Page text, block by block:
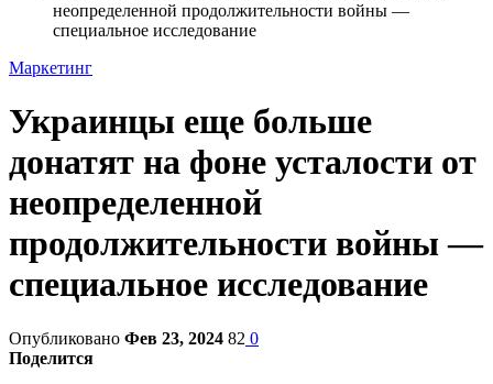
неопределенной продолжительности войны —
специальное исследование
Маркетинг
Украинцы еще больше
донатят на фоне усталости от
неопределенной
продолжительности войны —
специальное исследование
Опубликовано Фев 23, 2024 82 0
Поделится